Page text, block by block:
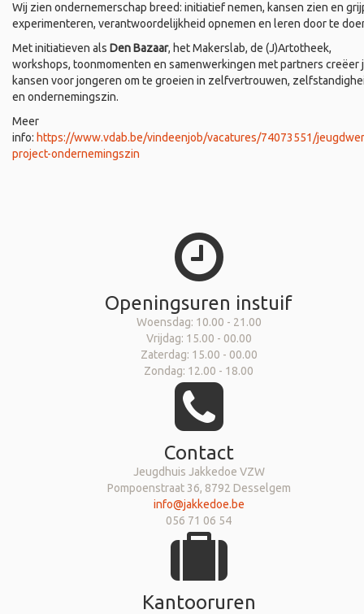
Wij zien ondernemerschap breed: initiatief nemen, kansen zien en
experimenteren, verantwoordelijkheid opnemen en leren door te
Met initiatieven als Den Bazaar, het Makerslab, de (J)Artotheek,
workshops, toonmomenten en samenwerkingen met partners creëer
kansen voor jongeren om te groeien in zelfvertrouwen,
en ondernemingszin.
Meer
info: https://www.vdab.be/vindeenjob/vacatures/74073551/
project-ondernemingszin
Openingsuren instuif
Woensdag: 10.00 - 21.00
Vrijdag: 15.00 - 00.00
Zaterdag: 15.00 - 00.00
Zondag: 12.00 - 18.00
Contact
Jeugdhuis Jakkedoe VZW
Pompoenstraat 36, 8792 Desselgem
info@jakkedoe.be
056 71 06 54
Kantooruren